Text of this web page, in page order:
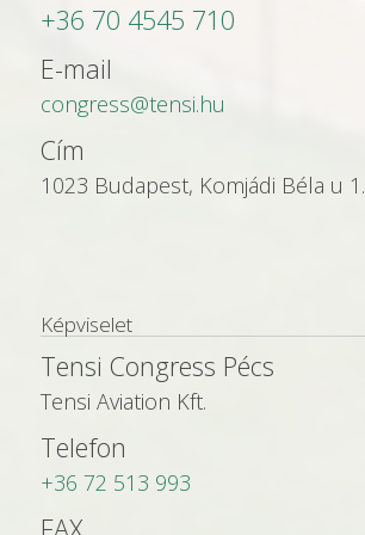
+36 70 4545 710
E-mail
congress@tensi.hu
Cím
1023 Budapest, Komjádi Béla u 1.
Képviselet
Tensi Congress Pécs
Tensi Aviation Kft.
Telefon
+36 72 513 993